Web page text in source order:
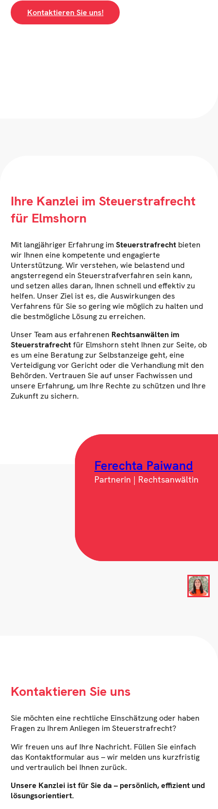
Kontaktieren Sie uns!
Ihre Kanzlei im Steuerstrafrecht
für Elmshorn
Mit langjähriger Erfahrung imSteuerstrafrecht bieten
wir Ihnen eine kompetente und engagierte
Unterstützung. Wir verstehen, wie belastend und
angsterregend ein Steuerstrafverfahren sein kann,
und setzen alles daran, Ihnen schnell und effektiv zu
helfen. Unser Ziel ist es, die Auswirkungen des
Verfahrens für Sie so gering wie möglich zu halten und
die bestmögliche Lösung zu erreichen.
Unser Team aus erfahrenen Rechtsanwälten im
Steuerstrafrechtfür Elmshorn steht Ihnen zur Seite, ob
es um eine Beratung zur Selbstanzeige geht, eine
Verteidigung vor Gericht oder die Verhandlung mit den
Behörden. Vertrauen Sie auf unser Fachwissen und
unsere Erfahrung, um Ihre Rechte zu schützen und Ihre
Zukunft zu sichern.
Ferechta Paiwand
Partnerin | Rechtsanwältin
Kontaktieren Sie uns
Sie möchten eine rechtliche Einschätzung oder haben
Fragen zu Ihrem Anliegen im Steuerstrafrecht?
Wir freuen uns auf Ihre Nachricht. Füllen Sie einfach
das Kontaktformular aus – wir melden uns kurzfristig
und vertraulich bei Ihnen zurück.
Unsere Kanzlei ist für Sie da – persönlich, effizient und
lösungsorientiert.